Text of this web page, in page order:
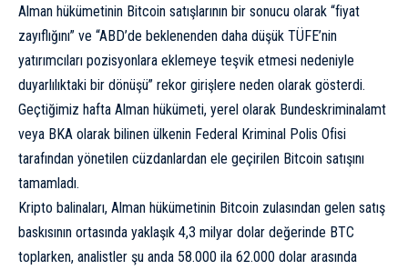
Alman hükümetinin Bitcoin satışlarının bir sonucu olarak “fiyat
zayıflığını” ve “ABD’de beklenenden daha düşük TÜFE’nin
yatırımcıları pozisyonlara eklemeye teşvik etmesi nedeniyle
duyarlılıktaki bir dönüşü” rekor girişlere neden olarak gösterdi.
Geçtiğimiz hafta Alman hükümeti, yerel olarak Bundeskriminalamt
veya BKA olarak bilinen ülkenin Federal Kriminal Polis Ofisi
tarafından yönetilen cüzdanlardan ele geçirilen Bitcoin satışını
tamamladı.
Kripto balinaları, Alman hükümetinin Bitcoin zulasından gelen satış
baskısının ortasında yaklaşık 4,3 milyar dolar değerinde BTC
toplarken, analistler şu anda 58.000 ila 62.000 dolar arasında